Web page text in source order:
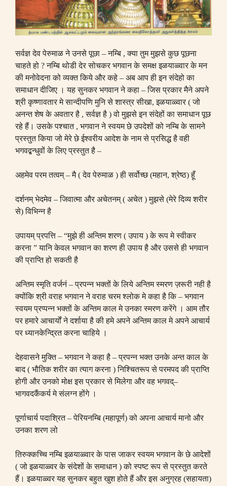
सर्वज्ञ देव पेरुमाळ ने उनसे पूछा –नम्बि ,क्या तुम मुझसे कुछ पूछना
चाहते हो ?नम्बि थोडी देर सोचकर भगवान के समक्ष इळयाळ्वार के मन
की मनोवेदना को व्यक्त किये और कहे – अब आप ही इन संदेहो का
समाधान दीजिए । यह सुनकर भगवान ने कहा –जिस प्रकार मैने अपने
श्री कृष्णावतार मे सान्दीपणि मुनि से शास्त्र सीखा,इळयाळ्वार (जो
अनन्त शेष के अवतार है ,सर्वज्ञ है )वो मुझसे इन संदेहों का समाधान पूछ
रहे हैं। उसके पश्चात , भगवान ने स्वयम छे उपदेशों को नम्बि के सामने
प्रस्तुत किया जो मेरे छे ईश्वरीय आदेश के नाम से प्रसिद्ध है वही
भगवद्बन्धुवों के लिए प्रस्तुत है –
अहमेव परम तत्वम्–मै(देव पेरुमाळ )ही सर्वोच्छ(महान,श्रेष्ठ)हूँ
दर्शनम् भेदमेव –जिवात्मा और अचेतनम्( अचेत)मुझसे (मेरे दिव्य शरीर
से)विभिन्न है
उपायम् प्रपत्ति – “मुझे ही अन्तिम शरण (उपाय )के रूप मे स्वीकर
करना ”यानि केवल भगवान का शरण ही उपाय है और उससे ही भगवान
की प्राप्ति हो सकती है
अन्तिम स्मृति वर्जनं–प्रपन्न भक्तों के लिये अन्तिम स्मरण ज़रूरी नही है
क्योंकि श्री वराह भगवान ने वराह चरम श्लोक मे कहा है कि– भगवान
स्वयम प्रप्पन्न भक्तों के अन्तिम काल मे उनका स्मरण करेंगे । आम तौर
पर हमारे आचार्यों ने दर्शाया है की हमे अपने अन्तिम काल मे अपने आचार्य
पर ध्यानकेन्द्रित करना चाहिये ।
देहवासने मुक्ति– भगवान ने कहा है –प्रपन्न भक्त उनके अन्त काल के
बाद( भौतिक शरीर का त्याग करना )निश्चितरूप से परमपद की प्राप्ति
होगी और उनको मोक्ष इस प्रकार से मिलेगा और वह भगवद्–
भागवदकैंकर्य मे संलग्न होंगे ।
पूर्णाचार्य पदाश्रित–पेरियनम्बि (महापूर्ण)को अपना आचार्य मानो और
उनका शरण लो
तिरुक्कच्चि नम्बि इळयाळ्वार के पास जाकर स्वयम भगवान के छे आदेशों
(जो इळयाळ्वर के संदेशों के समाधान)को स्पष्ट रूप से प्रस्तुत करते
हैं। इळयाळ्वर यह सुनकर बहुत खुश होते हैं और इस अनुग्रह (सहायता)